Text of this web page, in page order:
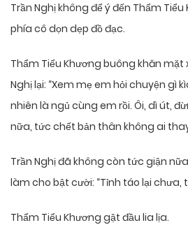
Trần Nghị không để ý đến Thẩm
phía cô dọn dẹp đồ đạc.
Thẩm Tiểu Khương buông khăn mặt
Nghị lại: “Xem mẹ em hỏi chuyện gì
nhiên là ngủ cùng em rồi. Ôi, dì út,
nữa, tức chết bản thân không ai
Trần Nghị đã không còn tức giận
làm cho bật cười: “Tỉnh táo lại chưa,
Thẩm Tiểu Khương gật đầu lia lịa.